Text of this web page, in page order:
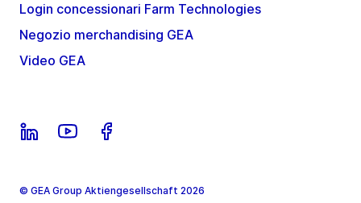
Login concessionari Farm Technologies
Negozio merchandising GEA
Video GEA
© GEA Group Aktiengesellschaft 2026